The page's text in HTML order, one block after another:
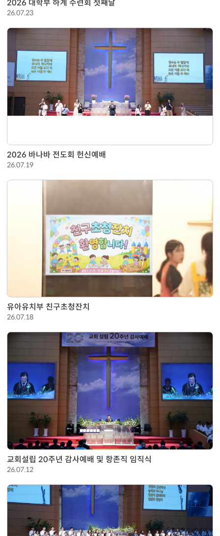
2026 대학부 하계 수련회 첫째날
26.07.23
2026 바나바 전도회 헌신예배
26.07.19
유아유치부 친구초청잔치
26.07.18
교회설립 20주년 감사예배 및 항존직 임직식
26.07.12